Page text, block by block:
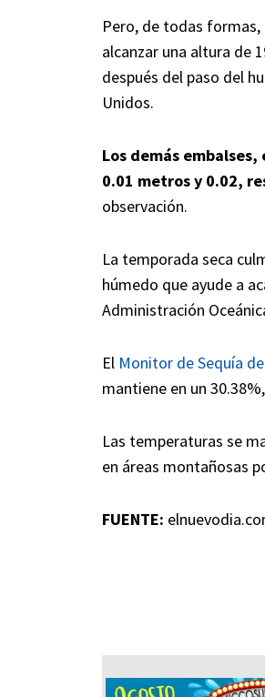
Pero, de todas formas,
alcanzar una altura de
después del paso del
Unidos.
Los demás
0.01 metros y 0.02,
observación.
La temporada seca
húmedo que ayude a
Administración
El Monitor de Sequía
mantiene en un
Las temperaturas se
en áreas montañosas
FUENTE: